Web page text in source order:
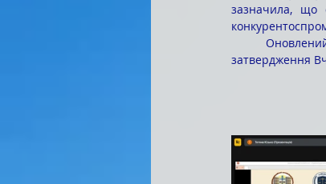
зазначила, що
затвердження